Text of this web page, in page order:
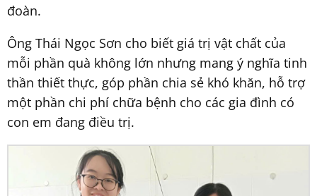
đoàn.
Ông Thái Ngọc Sơn cho biết giá trị vật chất của
mỗi phần quà không lớn nhưng mang ý nghĩa tinh
thần thiết thực, góp phần chia sẻ khó khăn, hỗ trợ
một phần chi phí chữa bệnh cho các gia đình có
con em đang điều trị.